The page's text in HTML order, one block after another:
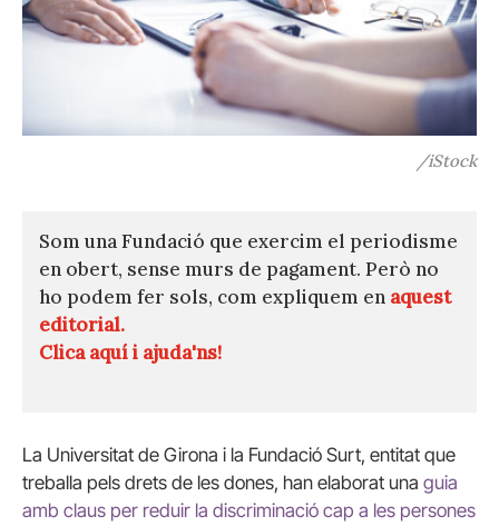
/iStock
Som una Fundació que exercim el periodisme
en obert, sense murs de pagament. Però no
ho podem fer sols, com expliquem en aquest
editorial.
Clica aquí i ajuda'ns!
La Universitat de Girona i la Fundació Surt, entitat que
treballa pels drets de les dones, han elaborat una guia
amb claus per reduir la discriminació cap a les persones